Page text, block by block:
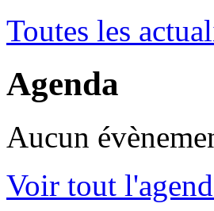
Toutes les
Agenda
Aucun
Voir tout